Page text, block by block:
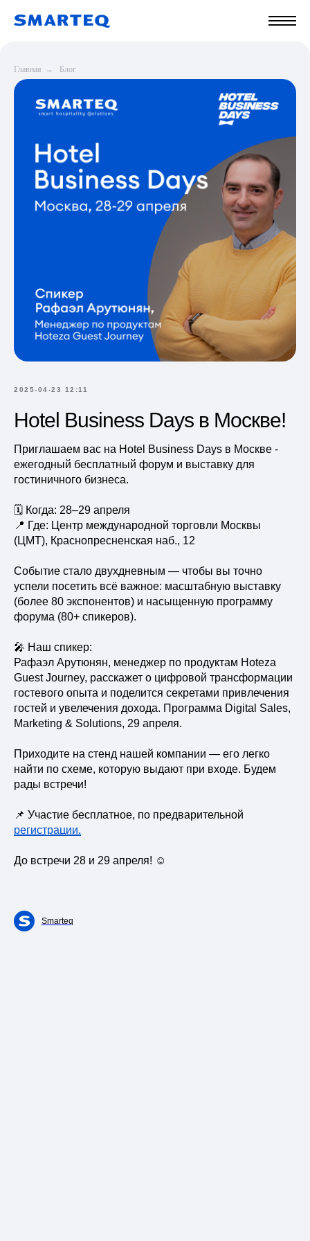
Главная → Блог
2025-04-23 12:11
Hotel Business Days в Москве!
Приглашаем вас на Hotel Business Days в Москве -
ежегодный бесплатный форум и выставку для
гостиничного бизнеса.
🗓 Когда: 28–29 апреля
📍 Где: Центр международной торговли Москвы
(ЦМТ), Краснопресненская наб., 12
Событие стало двухдневным — чтобы вы точно
успели посетить всё важное: масштабную выставку
(более 80 экспонентов) и насыщенную программу
форума (80+ спикеров).
🎤 Наш спикер:
Рафаэл Арутюнян, менеджер по продуктам Hoteza
Guest Journey, расскажет о цифровой трансформации
гостевого опыта и поделится секретами привлечения
гостей и увелечения дохода. Программа Digital Sales,
Marketing & Solutions, 29 апреля.
Приходите на стенд нашей компании — его легко
найти по схеме, которую выдают при входе. Будем
рады встречи!
📌 Участие бесплатное, по предварительной
регистрации.
До встречи 28 и 29 апреля! ☺️
Smarteq